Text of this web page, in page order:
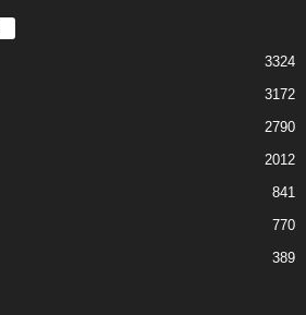
3324
3172
2790
2012
841
770
389